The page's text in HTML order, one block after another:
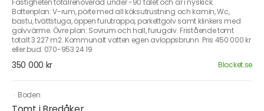
Fastigheten totalrenoverad under -90 talet och är i nyskick.
Bottenplan: V-rum, pörte med all köksutrustning och kamin, Wc,
bastu, tvättstuga, öppen furutrappa, parkettgolv samt klinkers med
golvvärme. Övre plan: Sovrum och hall, furugolv. Fristående tomt
totalt 3 227 m2. Kommunalt vatten egen avloppsbrunn. Pris 450 000 kr
eller bud. 070-953 24 19
350 000 kr Blocket.se
· Boden